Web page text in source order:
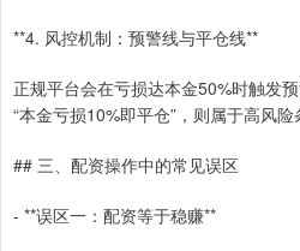
**4. 风控机制：预警线与平仓线**
正规平台会在亏损达本金50%时触发
“本金亏损10%即平仓”，则属于高风险
## 三、配资操作中的常见误区
- **误区一：配资等于稳赚**